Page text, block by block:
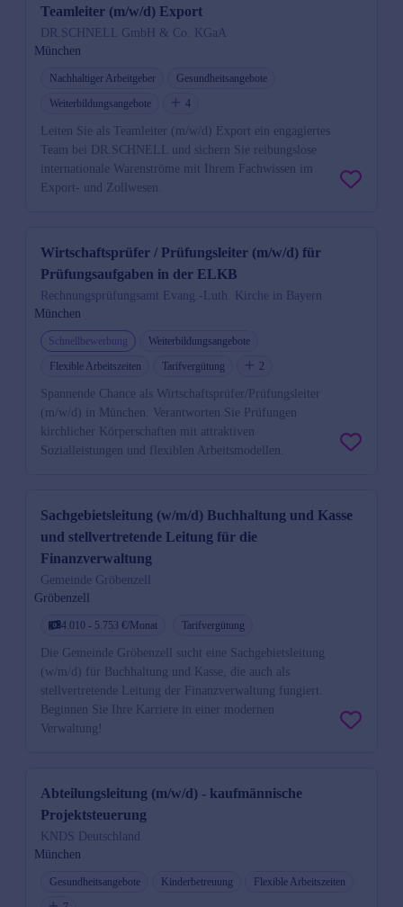
Teamleiter (m/w/d) Export
DR.SCHNELL GmbH & Co. KGaA
München
Nachhaltiger Arbeitgeber
Gesundheitsangebote
Weiterbildungsangebote
4
Leiten Sie als Teamleiter (m/w/d) Export ein engagiertes
Team bei DR.SCHNELL und sichern Sie reibungslose
internationale Warenströme mit Ihrem Fachwissen im
Export- und Zollwesen.
Wirtschaftsprüfer / Prüfungsleiter (m/w/d) für
Prüfungsaufgaben in der ELKB
Rechnungsprüfungsamt Evang.-Luth. Kirche in Bayern
München
Schnellbewerbung
Weiterbildungsangebote
Flexible Arbeitszeiten
Tarifvergütung 2
Spannende Chance als Wirtschaftsprüfer/Prüfungsleiter
(m/w/d) in München. Verantworten Sie Prüfungen
kirchlicher Körperschaften mit attraktiven
Sozialleistungen und flexiblen Arbeitsmodellen.
Sachgebietsleitung (w/m/d) Buchhaltung und Kasse
und stellvertretende Leitung für die
Finanzverwaltung
Gemeinde Gröbenzell
Gröbenzell
4.010 - 5.753 €/Monat Tarifvergütung
Die Gemeinde Gröbenzell sucht eine Sachgebietsleitung
(w/m/d) für Buchhaltung und Kasse, die auch als
stellvertretende Leitung der Finanzverwaltung fungiert.
Beginnen Sie Ihre Karriere in einer modernen
Verwaltung!
Abteilungsleitung (m/w/d) - kaufmännische
Projektsteuerung
KNDS Deutschland
München
Gesundheitsangebote Kinderbetreuung
Flexible Arbeitszeiten